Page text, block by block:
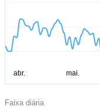
Faixa diária